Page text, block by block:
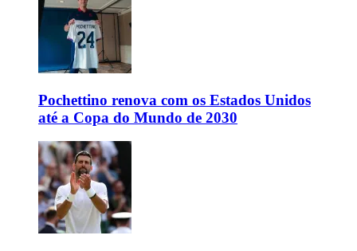
Pochettino renova com os Estados Unidos
até a Copa do Mundo de 2030